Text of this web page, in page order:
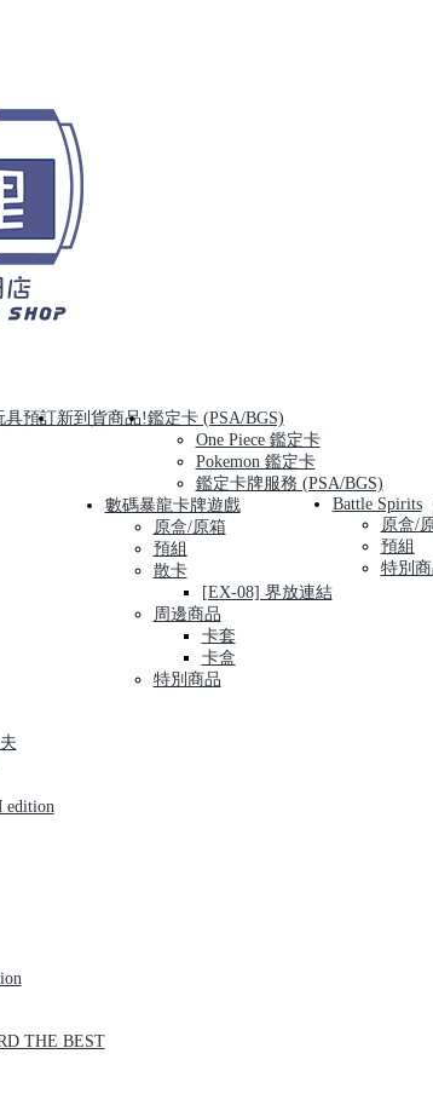
具預訂新到貨商品!鑑定卡 (PSA/BGS)
One Piece 鑑定卡
Pokemon 鑑定卡
鑑定卡牌服務 (PSA/BGS)
edition
THE BEST
數碼暴龍卡牌遊戲
原盒/原箱
預組
散卡
[EX-08] 界放連結
周邊商品
卡套
卡盒
特別商品
Battle Spirits
原盒/
預組
特別